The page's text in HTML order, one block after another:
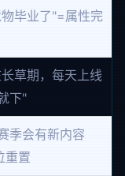
毕业了"=属性完
草期，每天上线
下"
季会有新内容
重置